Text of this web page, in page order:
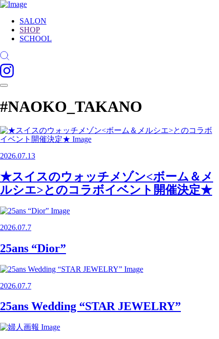
SALON
SHOP
SCHOOL
#NAOKO_TAKANO
2026.07.13
★スイスのウォッチメゾン<ボーム＆メ
ルシエ>とのコラボイベント開催決定★
2026.07.7
25ans “Dior”
2026.07.7
25ans Wedding “STAR JEWELRY”